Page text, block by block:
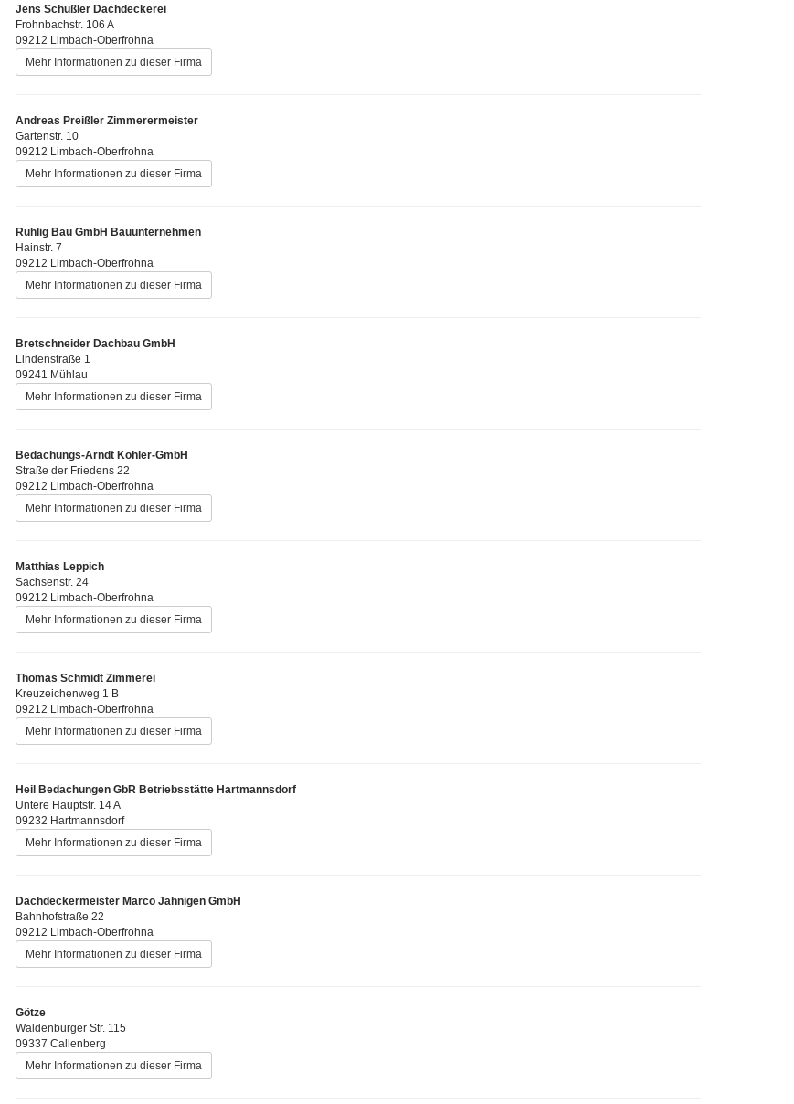
Jens Schüßler Dachdeckerei
Frohnbachstr. 106 A
09212 Limbach-Oberfrohna
Mehr Informationen zu dieser Firma
Andreas Preißler Zimmerermeister
Gartenstr. 10
09212 Limbach-Oberfrohna
Mehr Informationen zu dieser Firma
Rühlig Bau GmbH Bauunternehmen
Hainstr. 7
09212 Limbach-Oberfrohna
Mehr Informationen zu dieser Firma
Bretschneider Dachbau GmbH
Lindenstraße 1
09241 Mühlau
Mehr Informationen zu dieser Firma
Bedachungs-Arndt Köhler-GmbH
Straße der Friedens 22
09212 Limbach-Oberfrohna
Mehr Informationen zu dieser Firma
Matthias Leppich
Sachsenstr. 24
09212 Limbach-Oberfrohna
Mehr Informationen zu dieser Firma
Thomas Schmidt Zimmerei
Kreuzeichenweg 1 B
09212 Limbach-Oberfrohna
Mehr Informationen zu dieser Firma
Heil Bedachungen GbR Betriebsstätte Hartmannsdorf
Untere Hauptstr. 14 A
09232 Hartmannsdorf
Mehr Informationen zu dieser Firma
Dachdeckermeister Marco Jähnigen GmbH
Bahnhofstraße 22
09212 Limbach-Oberfrohna
Mehr Informationen zu dieser Firma
Götze
Waldenburger Str. 115
09337 Callenberg
Mehr Informationen zu dieser Firma